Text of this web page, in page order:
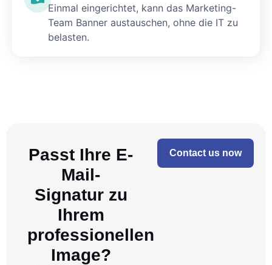
Einmal eingerichtet, kann das Marketing-
Team Banner austauschen, ohne die IT zu
belasten.
Passt Ihre E-
Mail-
Signatur zu
Ihrem
professionellen
Image?
Contact us now